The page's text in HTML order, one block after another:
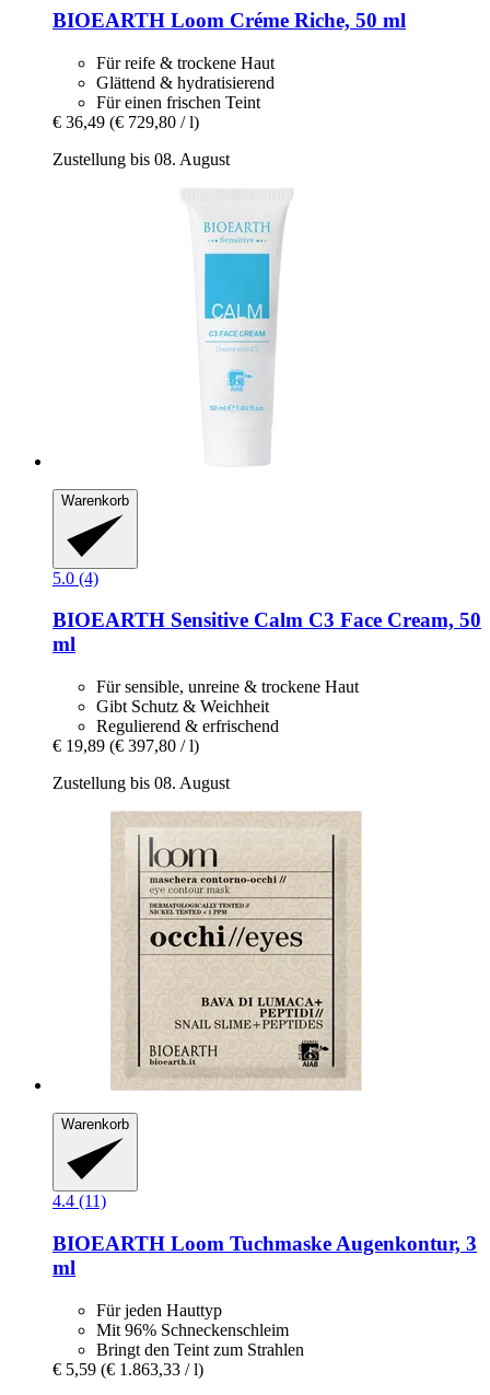
BIOEARTH Loom Créme Riche, 50 ml
Für reife & trockene Haut
Glättend & hydratisierend
Für einen frischen Teint
€ 36,49 (€ 729,80 / l)
Zustellung bis 08. August
Warenkorb
5.0 (4)
BIOEARTH Sensitive Calm C3 Face Cream, 50
ml
Für sensible, unreine & trockene Haut
Gibt Schutz & Weichheit
Regulierend & erfrischend
€ 19,89 (€ 397,80 / l)
Zustellung bis 08. August
Warenkorb
4.4 (11)
BIOEARTH Loom Tuchmaske Augenkontur, 3
ml
Für jeden Hauttyp
Mit 96% Schneckenschleim
Bringt den Teint zum Strahlen
€ 5,59 (€ 1.863,33 / l)